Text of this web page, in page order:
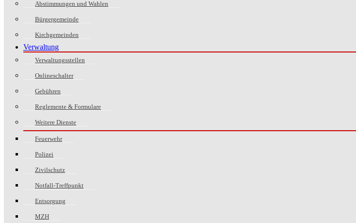
Abstimmungen und Wahlen
Bürgergemeinde
Kirchgemeinden
Verwaltung
Verwaltungsstellen
Onlineschalter
Gebühren
Reglemente & Formulare
Weitere Dienste
Feuerwehr
Polizei
Zivilschutz
Notfall-Treffpunkt
Entsorgung
MZH